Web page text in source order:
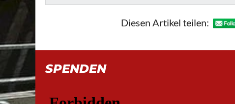
Diesen Artikel teilen:
SPENDEN